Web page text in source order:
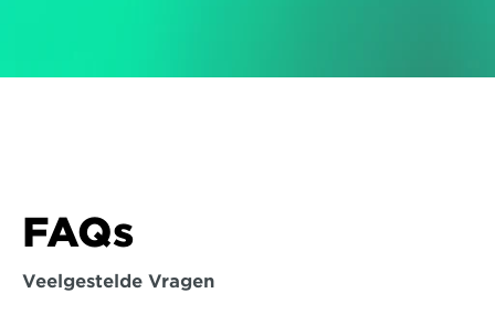
FAQs
Veelgestelde Vragen